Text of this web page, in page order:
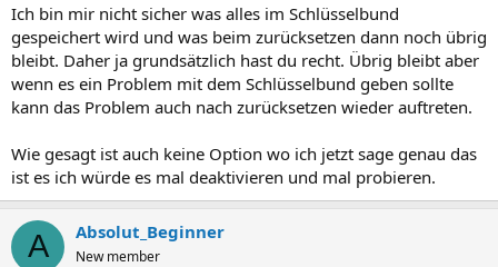
Ich bin mir nicht sicher was alles im Schlüsselbund
gespeichert wird und was beim zurücksetzen dann noch übrig
bleibt. Daher ja grundsätzlich hast du recht. Übrig bleibt aber
wenn es ein Problem mit dem Schlüsselbund geben sollte
kann das Problem auch nach zurücksetzen wieder auftreten.
Wie gesagt ist auch keine Option wo ich jetzt sage genau das
ist es ich würde es mal deaktivieren und mal probieren.
A Absolut_Beginner
New member